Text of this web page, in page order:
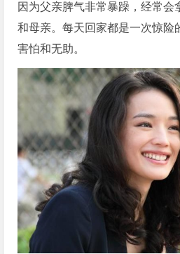
因为父亲脾气非常暴躁，经常会
和母亲。每天回家都是一次惊险
害怕和无助。